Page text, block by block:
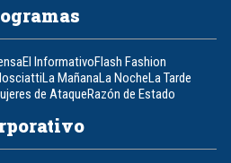
El InformativoFlash Fashion
La MañanaLa NocheLa Tarde
de AtaqueRazón de Estado